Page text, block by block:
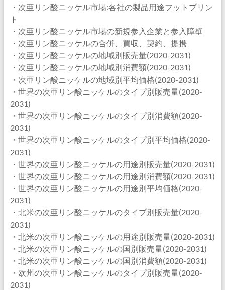
・次亜リン酸ニッケル市場:各社の製品用途フットプリン
ト
・次亜リン酸ニッケル市場の新規参入企業と参入障壁
・次亜リン酸ニッケルの合併、買収、契約、提携
・次亜リン酸ニッケルの地域別販売量(2020-2031)
・次亜リン酸ニッケルの地域別消費額(2020-2031)
・次亜リン酸ニッケルの地域別平均価格(2020-2031)
・世界の次亜リン酸ニッケルのタイプ別販売量(2020-
2031)
・世界の次亜リン酸ニッケルのタイプ別消費額(2020-
2031)
・世界の次亜リン酸ニッケルのタイプ別平均価格(2020-
2031)
・世界の次亜リン酸ニッケルの用途別販売量(2020-2031)
・世界の次亜リン酸ニッケルの用途別消費額(2020-2031)
・世界の次亜リン酸ニッケルの用途別平均価格(2020-
2031)
・北米の次亜リン酸ニッケルのタイプ別販売量(2020-
2031)
・北米の次亜リン酸ニッケルの用途別販売量(2020-2031)
・北米の次亜リン酸ニッケルの国別販売量(2020-2031)
・北米の次亜リン酸ニッケルの国別消費額(2020-2031)
・欧州の次亜リン酸ニッケルのタイプ別販売量(2020-
2031)